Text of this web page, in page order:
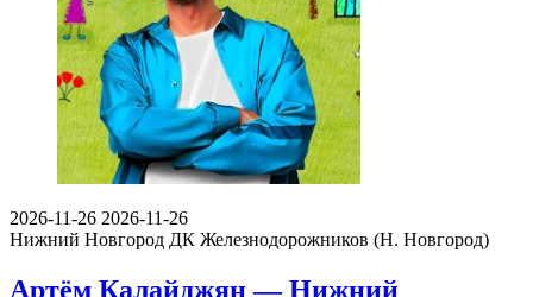
2026-11-26 2026-11-26
Нижний Новгород ДК Железнодорожников (Н. Новгород)
Артём Калайджян — Нижний